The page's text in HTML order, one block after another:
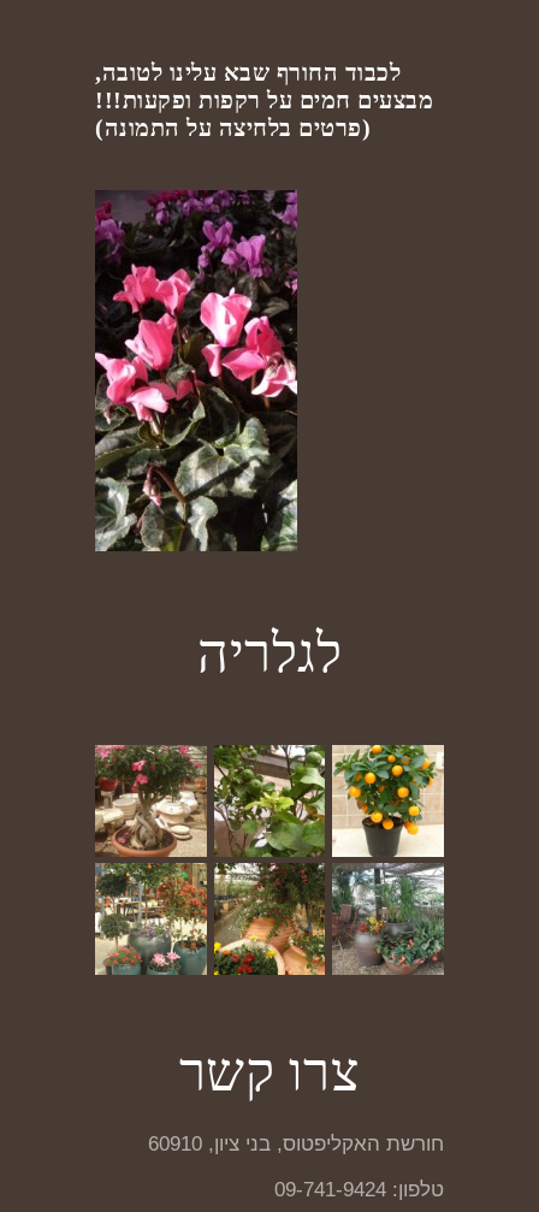
לכבוד החורף שבא עלינו לטובה,
מבצעים חמים על רקפות ופקעות!!!
(פרטים בלחיצה על התמונה)
לגלריה
צרו קשר
חורשת האקליפטוס, בני ציון, 60910
טלפון: 09-741-9424